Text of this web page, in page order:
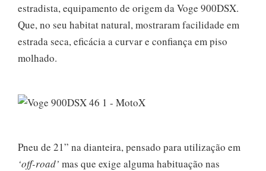
estradista, equipamento de origem da Voge 900DSX.
Que, no seu habitat natural, mostraram facilidade em
estrada seca, eficácia a curvar e confiança em piso
molhado.
Pneu de 21” na dianteira, pensado para utilização em
‘off-road’ mas que exige alguma habituação nas